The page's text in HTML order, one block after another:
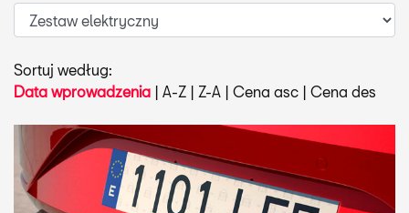
Sortuj według:
Data wprowadzenia | A-Z | Z-A | Cena asc | Cena des